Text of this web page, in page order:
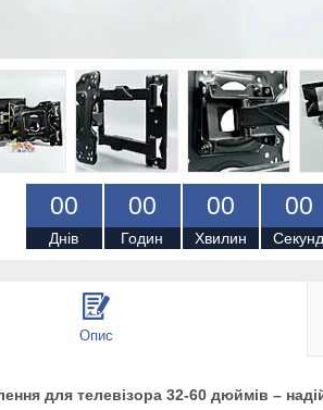
00
Днів
00
Годин
00
Хвилин
00
Секунд
Опис
для телевізора 32-60 дюймів –